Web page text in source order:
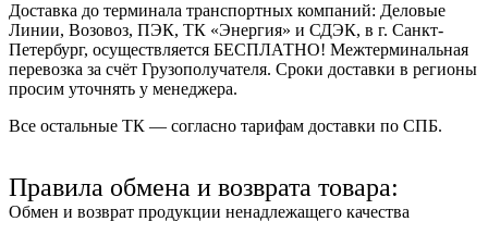
Доставка до терминала транспортных компаний: Деловые
Линии, Возовоз, ПЭК, ТК «Энергия» и СДЭК, в г. Санкт-
Петербург, осуществляется БЕСПЛАТНО! Межтерминальная
перевозка за счёт Грузополучателя. Сроки доставки в регионы
просим уточнять у менеджера.
Все остальные ТК — согласно тарифам доставки по СПБ.
Правила обмена и возврата товара:
Обмен и возврат продукции ненадлежащего качества